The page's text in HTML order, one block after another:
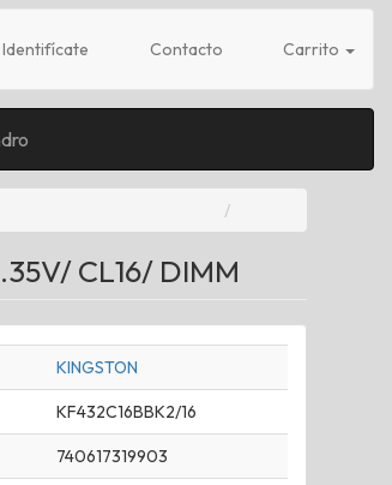
Identifícate Contacto Carrito
CL16/ DIMM
KINGSTON
KF432C16BBK2/16
740617319903